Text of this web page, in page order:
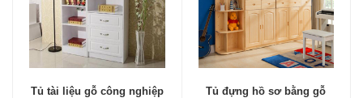
Tủ tài liệu gỗ công nghiệp
Tủ đựng hồ sơ bằng gỗ